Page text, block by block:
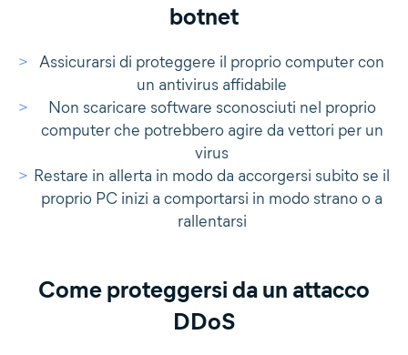
botnet
Assicurarsi di proteggere il proprio computer con
un antivirus affidabile
Non scaricare software sconosciuti nel proprio
computer che potrebbero agire da vettori per un
virus
Restare in allerta in modo da accorgersi subito se il
proprio PC inizi a comportarsi in modo strano o a
rallentarsi
Come proteggersi da un attacco
DDoS